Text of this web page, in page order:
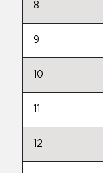
8
9
10
12